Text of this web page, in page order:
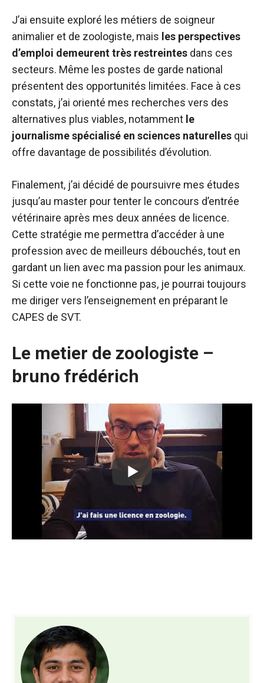
J’ai ensuite exploré les métiers de soigneur
animalier et de zoologiste, mais les perspectives
d’emploi demeurent très restreintes dans ces
secteurs. Même les postes de garde national
présentent des opportunités limitées. Face à ces
constats, j’ai orienté mes recherches vers des
alternatives plus viables, notamment le
journalisme spécialisé en sciences naturelles qui
offre davantage de possibilités d’évolution.
Finalement, j’ai décidé de poursuivre mes études
jusqu’au master pour tenter le concours d’entrée
vétérinaire après mes deux années de licence.
Cette stratégie me permettra d’accéder à une
profession avec de meilleurs débouchés, tout en
gardant un lien avec ma passion pour les animaux.
Si cette voie ne fonctionne pas, je pourrai toujours
me diriger vers l’enseignement en préparant le
CAPES de SVT.
Le metier de zoologiste –
bruno frédérich